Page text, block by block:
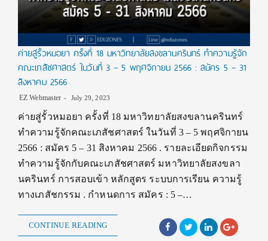
ค่ายสู่รั้วหมอยา ครั้งที่ 18 มหาวิทยาลัยสงขลานครินทร์ ทำความรู้จัก
คณะเภสัชศาสตร์ ในวันที่ 3 – 5 พฤศจิกายน 2566 : สมัคร 5 – 31
สิงหาคม 2566
EZ Webmaster July 29, 2023
ค่ายสู่รั้วหมอยา ครั้งที่ 18 มหาวิทยาลัยสงขลานครินทร์
ทำความรู้จักคณะเภสัชศาสตร์ ในวันที่ 3 – 5 พฤศจิกายน
2566 : สมัคร 5 – 31 สิงหาคม 2566 . รายละเอียดกิจกรรม
ทำความรู้จักกับคณะเภสัชศาสตร์ มหาวิทยาลัยสงขลา
นครินทร์ การสอบเข้า หลักสูตร ระบบการเรียน ความรู้
ทางเภสัชกรรม . กำหนดการ สมัคร : 5 –…
CONTINUE READING